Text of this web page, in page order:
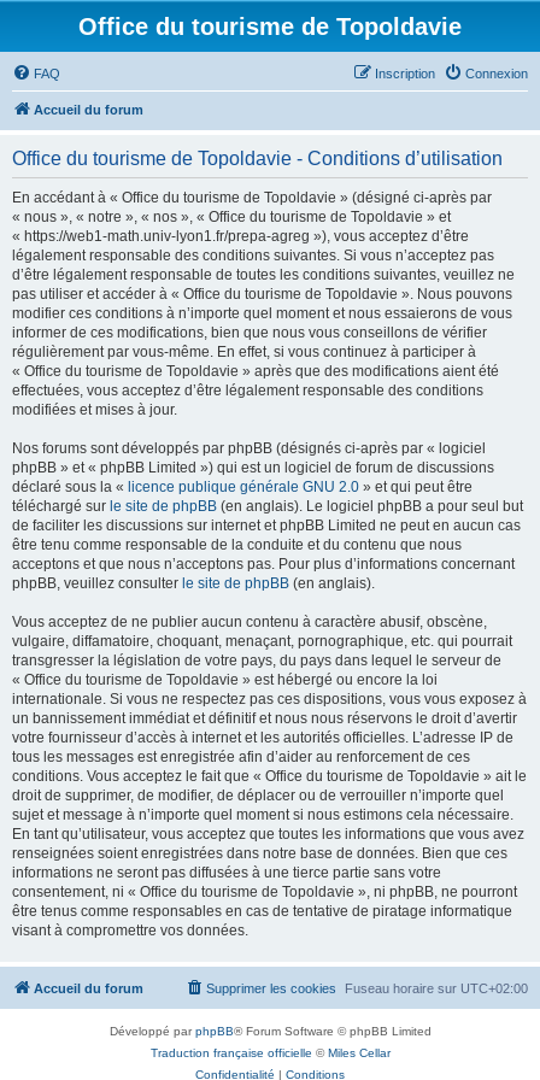
Office du tourisme de Topoldavie
FAQ Connexion
Inscription
Accueil du forum
Office du tourisme de Topoldavie - Conditions d’utilisation
En accédant à « Office du tourisme de Topoldavie » (désigné ci-après par
« nous », « notre », « nos », « Office du tourisme de Topoldavie » et
« https://web1-math.univ-lyon1.fr/prepa-agreg »), vous acceptez d’être
légalement responsable des conditions suivantes. Si vous n’acceptez pas
d’être légalement responsable de toutes les conditions suivantes, veuillez ne
pas utiliser et accéder à « Office du tourisme de Topoldavie ». Nous pouvons
modifier ces conditions à n’importe quel moment et nous essaierons de vous
informer de ces modifications, bien que nous vous conseillons de vérifier
régulièrement par vous-même. En effet, si vous continuez à participer à
« Office du tourisme de Topoldavie » après que des modifications aient été
effectuées, vous acceptez d’être légalement responsable des conditions
modifiées et mises à jour.
Nos forums sont développés par phpBB (désignés ci-après par « logiciel
phpBB » et « phpBB Limited ») qui est un logiciel de forum de discussions
déclaré sous la « licence publique générale GNU 2.0 » et qui peut être
téléchargé sur le site de phpBB (en anglais). Le logiciel phpBB a pour seul but
de faciliter les discussions sur internet et phpBB Limited ne peut en aucun cas
être tenu comme responsable de la conduite et du contenu que nous
acceptons et que nous n’acceptons pas. Pour plus d’informations concernant
phpBB, veuillez consulter le site de phpBB (en anglais).
Vous acceptez de ne publier aucun contenu à caractère abusif, obscène,
vulgaire, diffamatoire, choquant, menaçant, pornographique, etc. qui pourrait
transgresser la législation de votre pays, du pays dans lequel le serveur de
« Office du tourisme de Topoldavie » est hébergé ou encore la loi
internationale. Si vous ne respectez pas ces dispositions, vous vous exposez à
un bannissement immédiat et définitif et nous nous réservons le droit d’avertir
votre fournisseur d’accès à internet et les autorités officielles. L’adresse IP de
tous les messages est enregistrée afin d’aider au renforcement de ces
conditions. Vous acceptez le fait que « Office du tourisme de Topoldavie » ait le
droit de supprimer, de modifier, de déplacer ou de verrouiller n’importe quel
sujet et message à n’importe quel moment si nous estimons cela nécessaire.
En tant qu’utilisateur, vous acceptez que toutes les informations que vous avez
renseignées soient enregistrées dans notre base de données. Bien que ces
informations ne seront pas diffusées à une tierce partie sans votre
consentement, ni « Office du tourisme de Topoldavie », ni phpBB, ne pourront
être tenus comme responsables en cas de tentative de piratage informatique
visant à compromettre vos données.
Accueil du forum Fuseau horaire sur UTC+02:00
Supprimer les cookies
Développé parphpBB® Forum Software © phpBB Limited
Traduction française officielle ©Miles Cellar
Confidentialité | Conditions